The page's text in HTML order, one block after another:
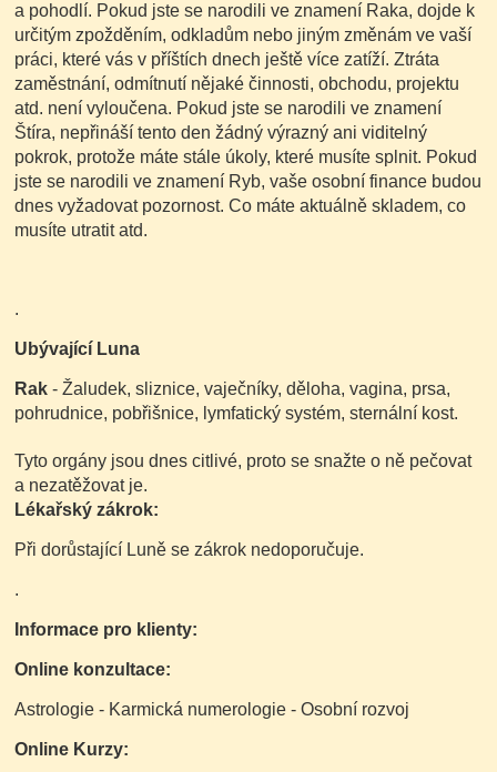
a pohodlí. Pokud jste se narodili ve znamení Raka, dojde k
určitým zpožděním, odkladům nebo jiným změnám ve vaší
práci, které vás v příštích dnech ještě více zatíží. Ztráta
zaměstnání, odmítnutí nějaké činnosti, obchodu, projektu
atd. není vyloučena. Pokud jste se narodili ve znamení
Štíra, nepřináší tento den žádný výrazný ani viditelný
pokrok, protože máte stále úkoly, které musíte splnit. Pokud
jste se narodili ve znamení Ryb, vaše osobní finance budou
dnes vyžadovat pozornost. Co máte aktuálně skladem, co
musíte utratit atd.
.
Ubývající Luna
Rak - Žaludek, sliznice, vaječníky, děloha, vagina, prsa,
pohrudnice, pobřišnice, lymfatický systém, sternální kost.
Tyto orgány jsou dnes citlivé, proto se snažte o ně pečovat
a nezatěžovat je.
Lékařský zákrok:
Při dorůstající Luně se zákrok nedoporučuje.
.
Informace pro klienty:
Online konzultace:
Astrologie - Karmická numerologie - Osobní rozvoj
Online Kurzy: